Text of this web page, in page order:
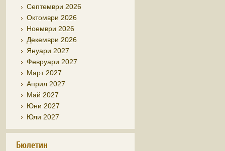
Септември 2026
Октомври 2026
Ноември 2026
Декември 2026
Януари 2027
Февруари 2027
Март 2027
Април 2027
Май 2027
Юни 2027
Юли 2027
Бюлетин